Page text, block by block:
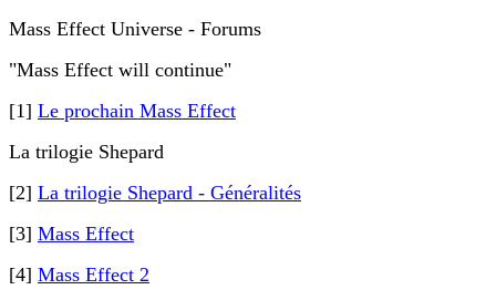
Mass Effect Universe - Forums
"Mass Effect will continue"
[1] Le prochain Mass Effect
La trilogie Shepard
[2] La trilogie Shepard - Généralités
[3] Mass Effect
[4] Mass Effect 2